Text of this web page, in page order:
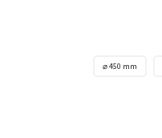
⌀ 450 mm